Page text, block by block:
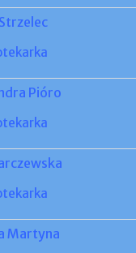
Pióro
Martyna